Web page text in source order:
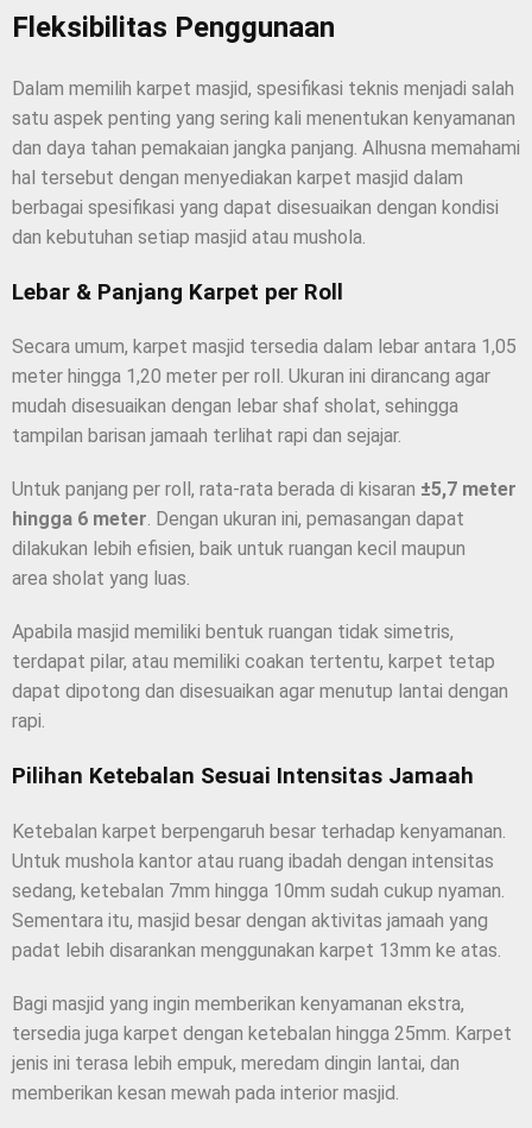
Fleksibilitas Penggunaan
Dalam memilih karpet masjid, spesifikasi teknis menjadi salah
satu aspek penting yang sering kali menentukan kenyamanan
dan daya tahan pemakaian jangka panjang. Alhusna memahami
hal tersebut dengan menyediakan karpet masjid dalam
berbagai spesifikasi yang dapat disesuaikan dengan kondisi
dan kebutuhan setiap masjid atau mushola.
Lebar & Panjang Karpet per Roll
Secara umum, karpet masjid tersedia dalam lebar antara 1,05
meter hingga 1,20 meter per roll. Ukuran ini dirancang agar
mudah disesuaikan dengan lebar shaf sholat, sehingga
tampilan barisan jamaah terlihat rapi dan sejajar.
Untuk panjang per roll, rata-rata berada di kisaran ±5,7 meter
hingga 6 meter. Dengan ukuran ini, pemasangan dapat
dilakukan lebih efisien, baik untuk ruangan kecil maupun
area sholat yang luas.
Apabila masjid memiliki bentuk ruangan tidak simetris,
terdapat pilar, atau memiliki coakan tertentu, karpet tetap
dapat dipotong dan disesuaikan agar menutup lantai dengan
rapi.
Pilihan Ketebalan Sesuai Intensitas Jamaah
Ketebalan karpet berpengaruh besar terhadap kenyamanan.
Untuk mushola kantor atau ruang ibadah dengan intensitas
sedang, ketebalan 7mm hingga 10mm sudah cukup nyaman.
Sementara itu, masjid besar dengan aktivitas jamaah yang
padat lebih disarankan menggunakan karpet 13mm ke atas.
Bagi masjid yang ingin memberikan kenyamanan ekstra,
tersedia juga karpet dengan ketebalan hingga 25mm. Karpet
jenis ini terasa lebih empuk, meredam dingin lantai, dan
memberikan kesan mewah pada interior masjid.